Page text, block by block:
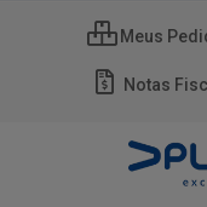
Meus
Notas